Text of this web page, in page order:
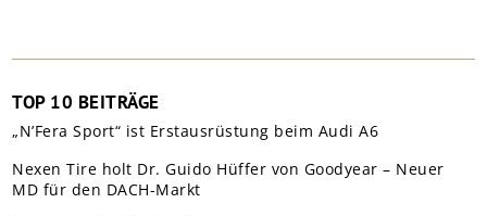
TOP 10 BEITRÄGE
„N’Fera Sport“ ist Erstausrüstung beim Audi A6
Nexen Tire holt Dr. Guido Hüffer von Goodyear – Neuer
MD für den DACH-Markt